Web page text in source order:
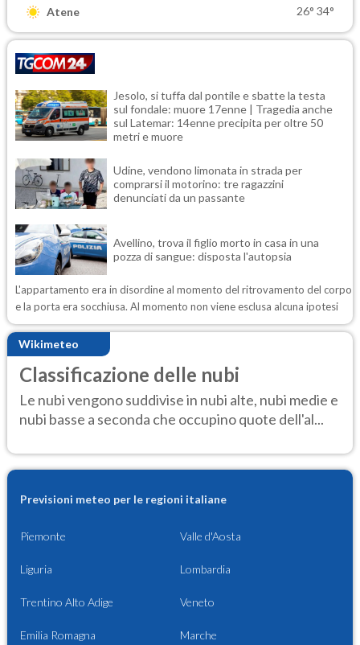
Atene 26° 34°
Jesolo, si tuffa dal pontile e sbatte la testa
sul fondale: muore 17enne | Tragedia anche
sul Latemar: 14enne precipita per oltre 50
metri e muore
Udine, vendono limonata in strada per
comprarsi il motorino: tre ragazzini
denunciati da un passante
Avellino, trova il figlio morto in casa in una
pozza di sangue: disposta l'autopsia
L'appartamento era in disordine al momento del ritrovamento del corpo
e la porta era socchiusa. Al momento non viene esclusa alcuna ipotesi
Wikimeteo
Classificazione delle nubi
Le nubi vengono suddivise in nubi alte, nubi medie e
nubi basse a seconda che occupino quote dell'al...
Previsioni meteo per le regioni italiane
Piemonte Valle d'Aosta
Liguria Lombardia
Trentino Alto Adige Veneto
Emilia Romagna Marche